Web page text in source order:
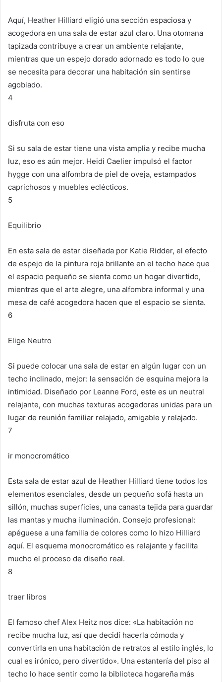
Aquí, Heather Hilliard eligió una sección espaciosa y
acogedora en una sala de estar azul claro. Una otomana
tapizada contribuye a crear un ambiente relajante,
mientras que un espejo dorado adornado es todo lo que
se necesita para decorar una habitación sin sentirse
agobiado.
4
disfruta con eso
Si su sala de estar tiene una vista amplia y recibe mucha
luz, eso es aún mejor. Heidi Caelier impulsó el factor
hygge con una alfombra de piel de oveja, estampados
caprichosos y muebles eclécticos.
5
Equilibrio
En esta sala de estar diseñada por Katie Ridder, el efecto
de espejo de la pintura roja brillante en el techo hace que
el espacio pequeño se sienta como un hogar divertido,
mientras que el arte alegre, una alfombra informal y una
mesa de café acogedora hacen que el espacio se sienta.
6
Elige Neutro
Si puede colocar una sala de estar en algún lugar con un
techo inclinado, mejor: la sensación de esquina mejora la
intimidad. Diseñado por Leanne Ford, este es un neutral
relajante, con muchas texturas acogedoras unidas para un
lugar de reunión familiar relajado, amigable y relajado.
7
ir monocromático
Esta sala de estar azul de Heather Hilliard tiene todos los
elementos esenciales, desde un pequeño sofá hasta un
sillón, muchas superficies, una canasta tejida para guardar
las mantas y mucha iluminación. Consejo profesional:
apéguese a una familia de colores como lo hizo Hilliard
aquí. El esquema monocromático es relajante y facilita
mucho el proceso de diseño real.
8
traer libros
El famoso chef Alex Heitz nos dice: «La habitación no
recibe mucha luz, así que decidí hacerla cómoda y
convertirla en una habitación de retratos al estilo inglés, lo
cual es irónico, pero divertido». Una estantería del piso al
techo lo hace sentir como la biblioteca hogareña más